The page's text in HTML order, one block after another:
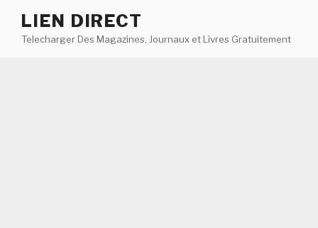
contenu
LIEN DIRECT
Telecharger Des Magazines, Journaux et Livres Gratuitement